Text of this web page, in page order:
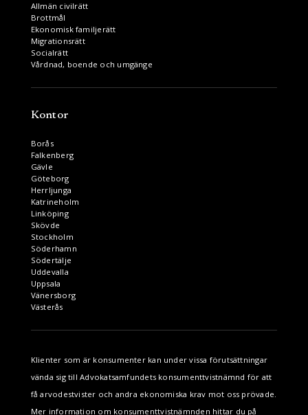
Allmän civilrätt
Brottmål
Ekonomisk familjerätt
Migrationsrätt
Socialrätt
Vårdnad, boende och umgänge
Kontor
Borås
Falkenberg
Gävle
Göteborg
Herrljunga
Katrineholm
Linköping
Skövde
Stockholm
Söderhamn
Södertälje
Uddevalla
Uppsala
Vänersborg
Västerås
Klienter som är konsumenter kan under vissa förutsättningar
vända sig till Advokatsamfundets konsumenttvistnämnd för att
få arvodestvister och andra ekonomiska krav mot oss prövade.
Mer information om konsumenttvistnämnden hittar du på